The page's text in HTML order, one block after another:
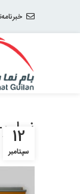
خبرنامه
12
سپتامبر